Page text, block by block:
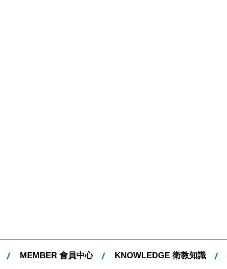
MEMBER 會員中心 KNOWLEDGE 衛教知識